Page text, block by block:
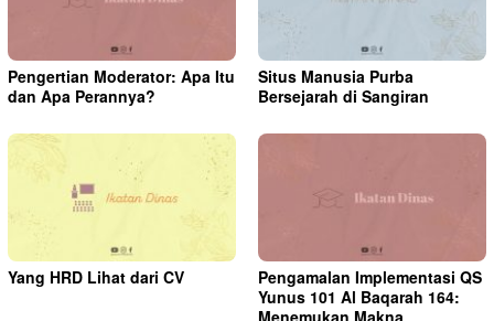
Pengertian Moderator: Apa Itu
dan Apa Perannya?
Situs Manusia Purba
Bersejarah di Sangiran
Yang HRD Lihat dari CV
Pengamalan Implementasi QS
Yunus 101 Al Baqarah 164: